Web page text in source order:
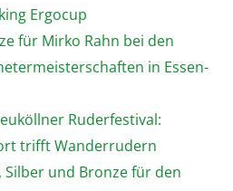
Ergocup
für Mirko Rahn bei den
in Essen-
Ruderfestival:
trifft Wanderrudern
Silber und Bronze für den